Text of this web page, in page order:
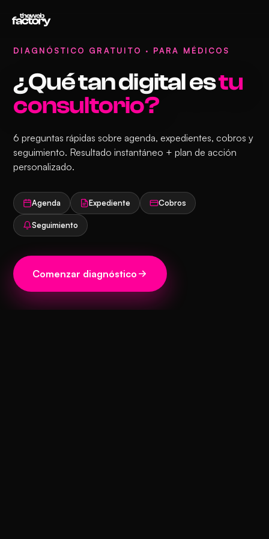
DIAGNÓSTICO GRATUITO · PARA MÉDICOS
¿Qué tan digital estu
consultorio?
6 preguntas rápidas sobre agenda, expedientes, cobros y
seguimiento. Resultado instantáneo + plan de acción
personalizado.
Agenda Expediente Cobros
Seguimiento
Comenzar diagnóstico